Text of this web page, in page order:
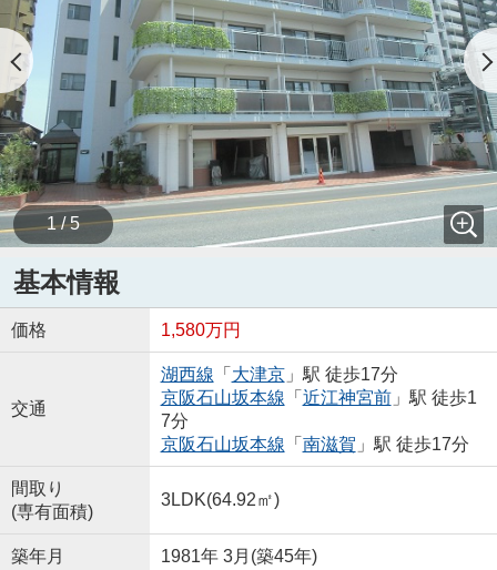
1 / 5
基本情報
価格 1,580万円
交通
湖西線 「 大津京」駅 徒歩17分
京阪石山坂本線 「 近江神宮前」駅 徒歩1
7分
京阪石山坂本線 「 南滋賀 」駅 徒歩17分
間取り
(専有面積)
3LDK(64.92㎡)
築年月 1981年 3月(築45年)